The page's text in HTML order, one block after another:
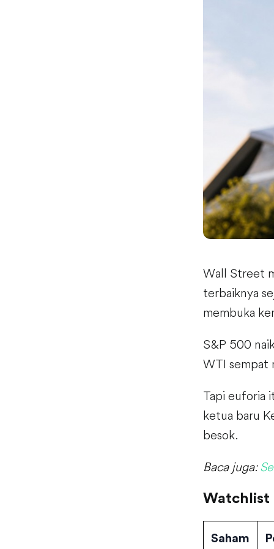
Wall Street
terbaiknya
membuka
S&P 500
WTI sempat
Tapi euforia
ketua baru
besok.
Baca juga:
Watchlist
Saham